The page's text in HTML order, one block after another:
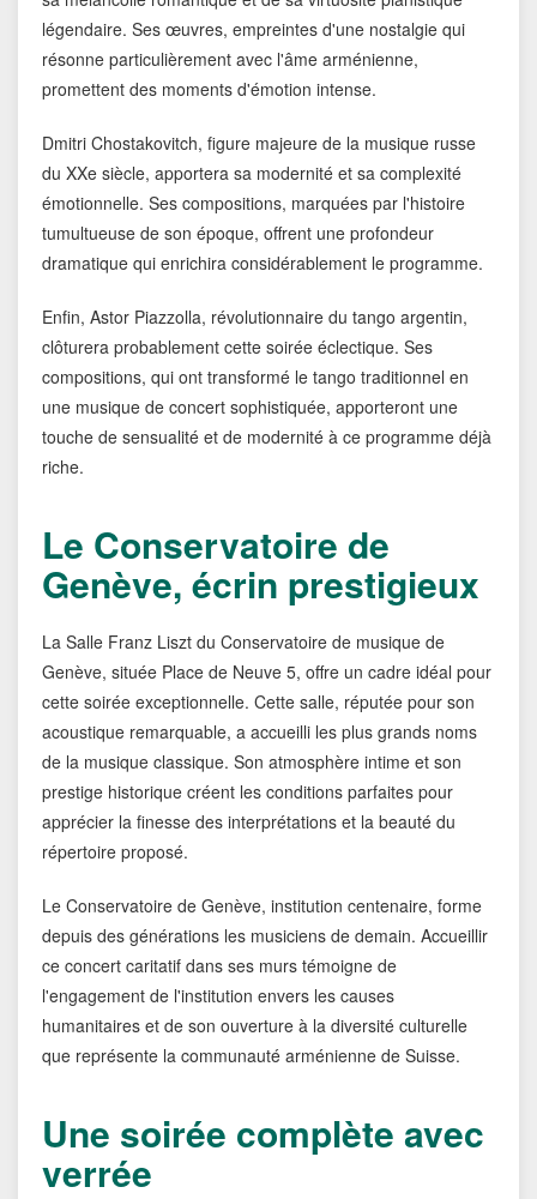
légendaire. Ses œuvres, empreintes d'une nostalgie qui
résonne particulièrement avec l'âme arménienne,
promettent des moments d'émotion intense.
Dmitri Chostakovitch, figure majeure de la musique russe
du XXe siècle, apportera sa modernité et sa complexité
émotionnelle. Ses compositions, marquées par l'histoire
tumultueuse de son époque, offrent une profondeur
dramatique qui enrichira considérablement le programme.
Enfin, Astor Piazzolla, révolutionnaire du tango argentin,
clôturera probablement cette soirée éclectique. Ses
compositions, qui ont transformé le tango traditionnel en
une musique de concert sophistiquée, apporteront une
touche de sensualité et de modernité à ce programme déjà
riche.
Le Conservatoire de
Genève, écrin prestigieux
La Salle Franz Liszt du Conservatoire de musique de
Genève, située Place de Neuve 5, offre un cadre idéal pour
cette soirée exceptionnelle. Cette salle, réputée pour son
acoustique remarquable, a accueilli les plus grands noms
de la musique classique. Son atmosphère intime et son
prestige historique créent les conditions parfaites pour
apprécier la finesse des interprétations et la beauté du
répertoire proposé.
Le Conservatoire de Genève, institution centenaire, forme
depuis des générations les musiciens de demain. Accueillir
ce concert caritatif dans ses murs témoigne de
l'engagement de l'institution envers les causes
humanitaires et de son ouverture à la diversité culturelle
que représente la communauté arménienne de Suisse.
Une soirée complète avec
verrée